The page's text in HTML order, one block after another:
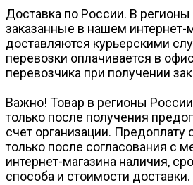
Доставка по России. В
заказанные в нашем интернет-
доставляются курьерскими
перевозки оплачивается в
перевозчика при получении
Важно! Товар в регионы
только после получения
счет организации. Предоплату
только после согласования с
интернет-магазина наличия,
способа и стоимости доставки.